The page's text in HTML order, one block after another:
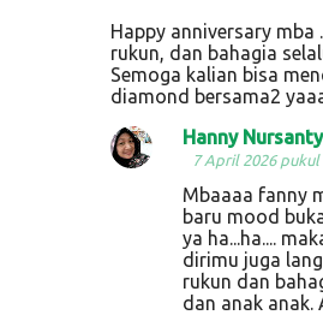
Happy anniversary mba
rukun, dan bahagia
Semoga kalian bisa
diamond bersama2
Hanny Nursanty
7 April 2026 pukul
Mbaaaa fanny
baru mood
ya ha...ha....
dirimu juga
rukun dan
dan anak anak.